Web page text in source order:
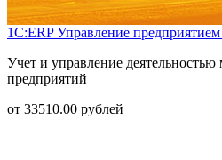
1С:ERP Управление
Учет и управление
предприятий
от 33510.00 рублей